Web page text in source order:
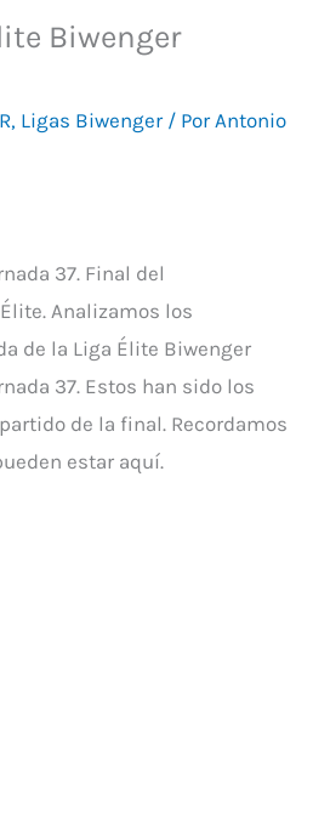
Biwenger
, Ligas Biwenger/ PorAntonio
37. Final del
Analizamos los
de la Liga Élite Biwenger
37. Estos han sido los
de la final. Recordamos
estar aquí.